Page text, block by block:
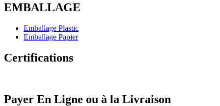
EMBALLAGE
Emballage Plastic
Emballage Papier
Certifications
Payer En Ligne ou à la Livraison